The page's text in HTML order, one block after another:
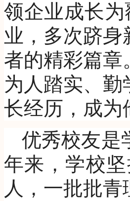
领企业成长
业，多次跻身
者的精彩篇章
为人踏实、
长经历，成为
优秀校友是
年来，学校
人，一批批